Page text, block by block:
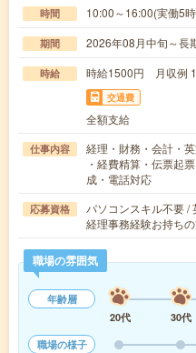
時間 10:00～16:00(実働5
期間 2026年08月中旬～長
時給 時給1500円 月収例
交通費
全額支給
仕事内容
経理・財務・会計・
・経費精算・伝票起
成・電話対応
応募資格
パソコンスキル不要 /
経理事務経験お持ちの
職場の雰囲気
年齢層
20代
30代
職場の様子